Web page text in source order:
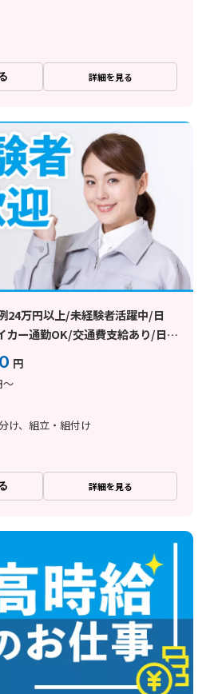
詳細を見る
24万円以上/未経験者活躍中/日
カー通勤OK/交通費支給あり/日払
円
～
け、組立・組付け
詳細を見る